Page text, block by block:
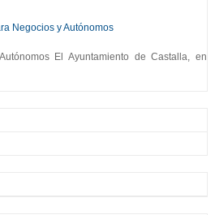
Negocios y Autónomos
El Ayuntamiento de Castalla, en